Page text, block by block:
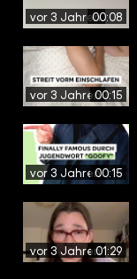
vor 3 Jahren00:08
vor 3 Jahren00:15
vor 3 Jahren00:15
vor 3 Jahren01:29